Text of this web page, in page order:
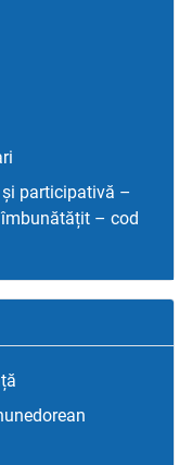
și participativă –
– cod